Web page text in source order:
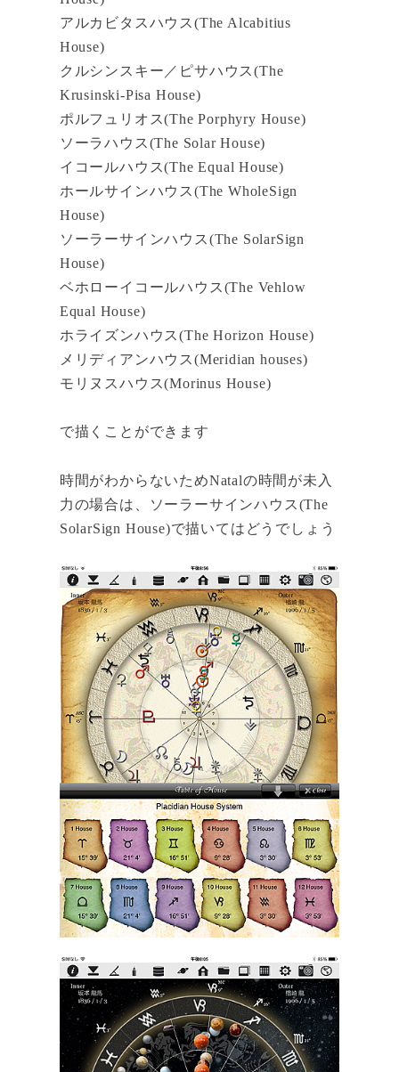
アルカビタスハウス(The Alcabitius
House)
クルシンスキー／ピサハウス(The
Krusinski-Pisa House)
ポルフュリオス(The Porphyry House)
ソーラハウス(The Solar House)
イコールハウス(The Equal House)
ホールサインハウス(The WholeSign
House)
ソーラーサインハウス(The SolarSign
House)
ベホローイコールハウス(The Vehlow
Equal House)
ホライズンハウス(The Horizon House)
メリディアンハウス(Meridian houses)
モリヌスハウス(Morinus House)
で描くことができます
時間がわからないためNatalの時間が未入
力の場合は、ソーラーサインハウス(The
SolarSign House)で描いてはどうでしょう